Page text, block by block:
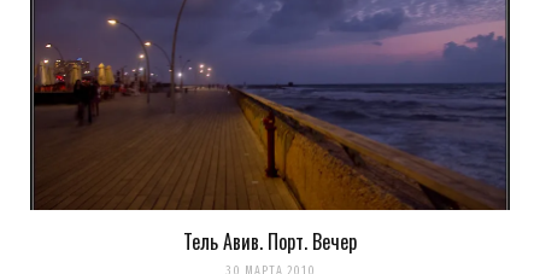
Сохранить моё имя, email и адрес сайта в этом браузере для
Тель Авив. Порт. Вечер